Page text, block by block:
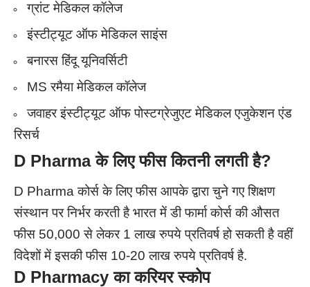
ग्रांट मेडिकल कॉलेज
इंस्टीट्यूट ऑफ मेडिकल साइंस
बनारस हिंदू यूनिवर्सिटी
MS रमैया मेडिकल कॉलेज
जवाहर इंस्टीट्यूट ऑफ पोस्टग्रेजुएट मेडिकल एजुकेशन एंड
रिसर्च
D Pharma के लिए फीस कितनी लगती है?
D Pharma कोर्स के लिए फीस आपके द्वारा चुने गए शिक्षण
संस्थान पर निर्भर करती है भारत में डी फार्मा कोर्स की औसत
फीस 50,000 से लेकर 1 लाख रुपये प्रतिवर्ष हो सकती है वहीं
विदेशों में इसकी फीस 10-20 लाखरुपये प्रतिवर्ष है.
D Pharmacy का करियर स्कोप